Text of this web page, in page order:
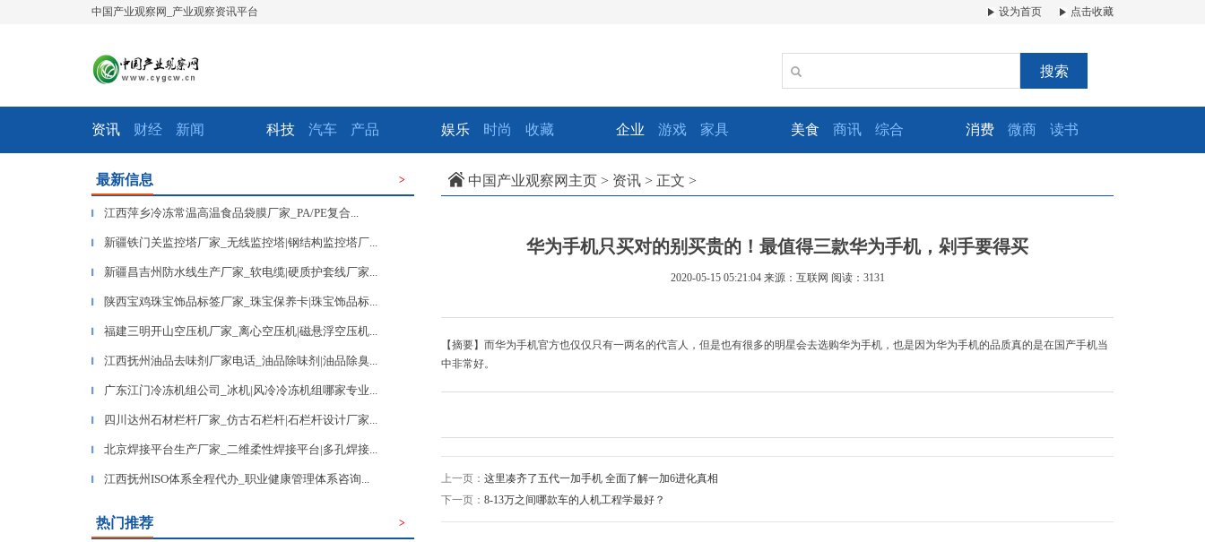
中国产业观察网_产业观察资讯平台 设为首页 点击收藏
搜索
资讯 财经 新闻 科技 汽车 产品 娱乐 时尚 收藏 企业 游戏 家具 美食 商讯 综合 消费 微商 读书
最新信息 >
▎ 江西萍乡冷冻常温高温食品袋膜厂家_PA/PE复合...
▎ 新疆铁门关监控塔厂家_无线监控塔|钢结构监控塔厂...
▎ 新疆昌吉州防水线生产厂家_软电缆|硬质护套线厂家...
▎ 陕西宝鸡珠宝饰品标签厂家_珠宝保养卡|珠宝饰品标...
▎ 福建三明开山空压机厂家_离心空压机|磁悬浮空压机...
▎ 江西抚州油品去味剂厂家电话_油品除味剂|油品除臭...
▎ 广东江门冷冻机组公司_冰机|风冷冷冻机组哪家专业...
▎ 四川达州石材栏杆厂家_仿古石栏杆|石栏杆设计厂家...
▎ 北京焊接平台生产厂家_二维柔性焊接平台|多孔焊接...
▎ 江西抚州ISO体系全程代办_职业健康管理体系咨询...
热门推荐 >
中国产业观察网主页 > 资讯 > 正文 >
华为手机只买对的别买贵的！最值得三款华为手机，剁手要得买
2020-05-15 05:21:04 来源：互联网 阅读：3131
【摘要】而华为手机官方也仅仅只有一两名的代言人，但是也有很多的明星会去选购华为手机，也是因为华为手机的品质真的是在国产手机当
中非常好。
上一页： 这里凑齐了五代一加手机 全面了解一加6进化真相
下一页： 8-13万之间哪款车的人机工程学最好？